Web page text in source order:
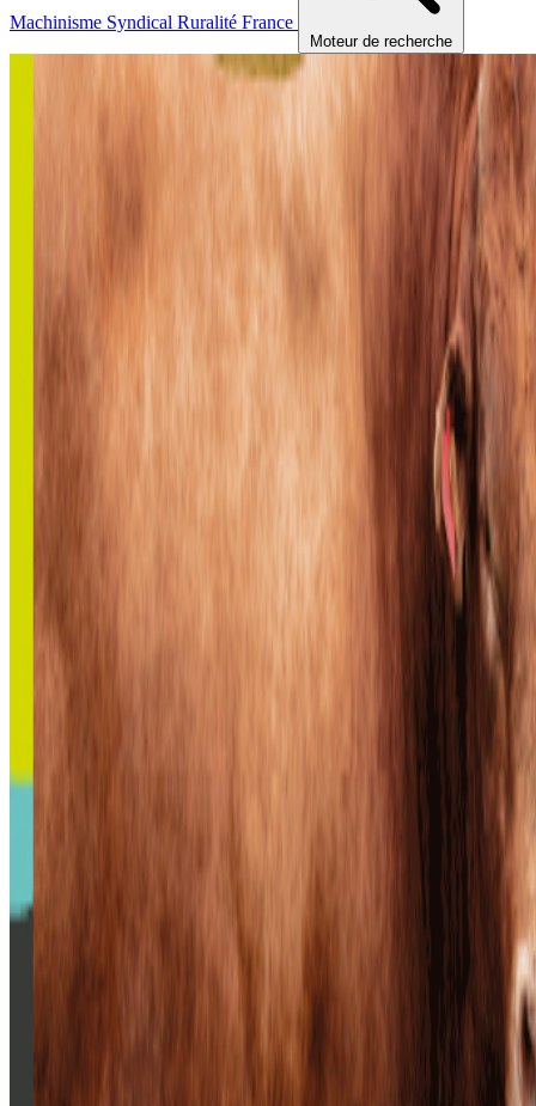
Machinisme Syndical Ruralité France
Moteur de recherche